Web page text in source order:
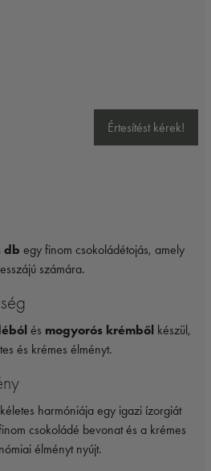
Értesítést kérek!
db egy finom csokoládétojás, amely
számára.
és mogyorós krémből készül,
és krémes élményt.
harmóniája egy igazi ízorgiát
csokoládé bevonat és a krémes
élményt nyújt.